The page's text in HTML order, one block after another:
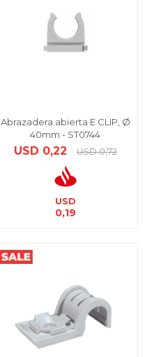
Abrazadera abierta E CLIP, Ø
40mm - ST0744
USD 0,22 USD 0,72
USD
0,19